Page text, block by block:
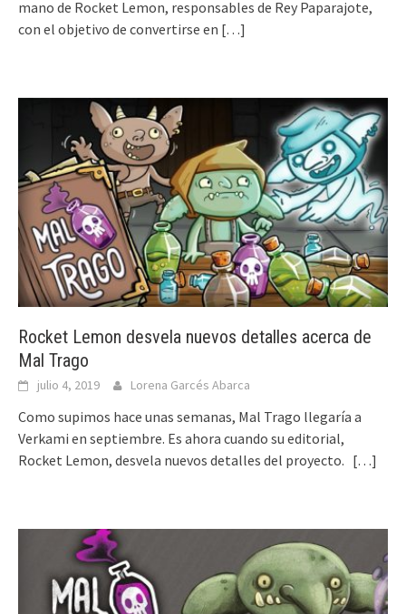
mano de Rocket Lemon, responsables de Rey Paparajote,
con el objetivo de convertirse en […]
Rocket Lemon desvela nuevos detalles acerca de
Mal Trago
julio 4, 2019 Lorena Garcés Abarca
Como supimos hace unas semanas, Mal Trago llegaría a
Verkami en septiembre. Es ahora cuando su editorial,
Rocket Lemon, desvela nuevos detalles del proyecto. […]